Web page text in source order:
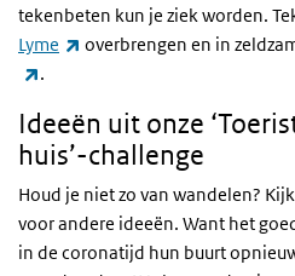
tekenbeten kun je ziek worden.
Lyme
(externe link)
overbrengen en in
(externe link)
.
Ideeën uit onze
huis’-challenge
Houd je niet zo van wandelen?
voor andere ideeën. Want het
in de coronatijd hun buurt